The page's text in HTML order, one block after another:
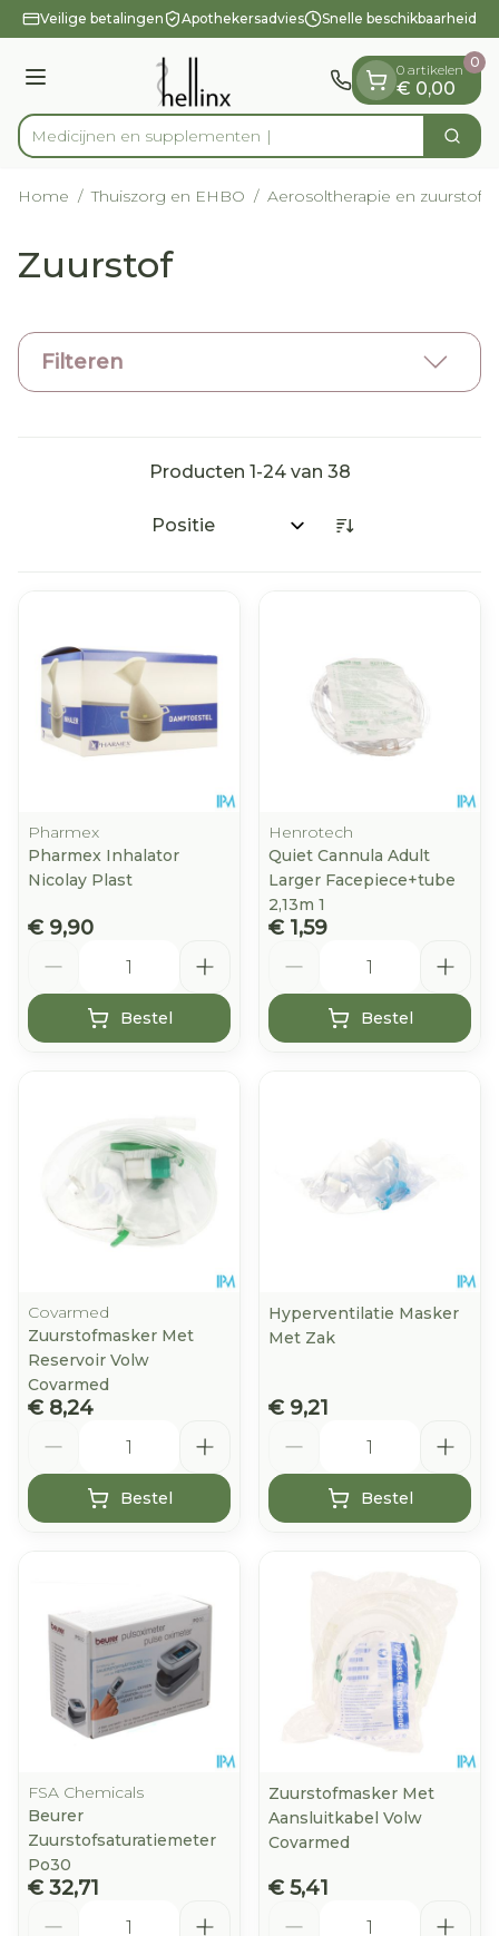
Ga naar de inhoud
1 van 1
Veilige betalingen Apothekersadvies Snelle beschikbaarheid
Menu
Product, merk, categorie...
Medicijne Zoek
0 artikelen
€ 0,00
0
Home / Thuiszorg en EHBO / Aerosoltherapie en zuurstof
Zuurstof
Filteren
Producten 1-24van 38
Sorteer op:
Pharmex
Pharmex Inhalator
Nicolay Plast
€ 9,90
Bestel
Henrotech
Quiet Cannula Adult
Larger Facepiece+tube
2,13m 1
€ 1,59
Bestel
Covarmed
Zuurstofmasker Met
Reservoir Volw
Covarmed
€ 8,24
Bestel
Hyperventilatie Masker
Met Zak
€ 9,21
Bestel
FSA Chemicals
Beurer
Zuurstofsaturatiemeter
Po30
€ 32,71
Zuurstofmasker Met
Aansluitkabel Volw
Covarmed
€ 5,41